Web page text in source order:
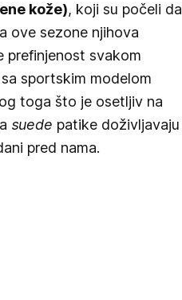
kože), koji su počeli da
ove sezone njihova
prefinjenost svakom
sportskim modelom
toga što je osetljiv na
suede patike doživljavaju
pred nama.